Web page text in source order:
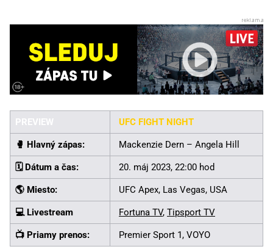
PREVIEW UFC FIGHT NIGHT
🥊️ Hlavný zápas: Mackenzie Dern – Angela Hill
🗓️ Dátum a čas: 20. máj 2023, 22:00 hod
🌎 Miesto: UFC Apex, Las Vegas, USA
💻 Livestream Fortuna TV, Tipsport TV
📺 Priamy prenos: Premier Sport 1, VOYO